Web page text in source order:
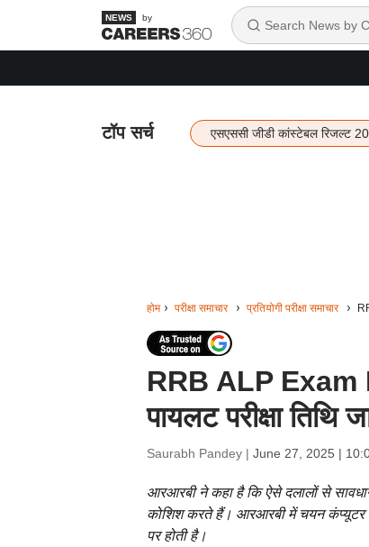
by
टॉप सर्च एसएससी जीडी कांस्टेबल रिजल्ट
होम परीक्षा समाचार प्रतियोगी परीक्षा समाचार
RRB ALP Exam
पायलट परीक्षा तिथि
Saurabh Pandey | June 27, 2025 |
आरआरबी ने कहा है कि ऐसे दलालों से
कोशिश करते हैं। आरआरबी में चयन कंप्यूटर
पर होती है।